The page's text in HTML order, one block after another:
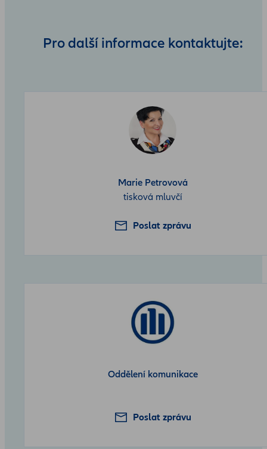
Pro další informace kontaktujte:
Marie Petrovová
tisková mluvčí
Poslat zprávu
Oddělení komunikace
Poslat zprávu